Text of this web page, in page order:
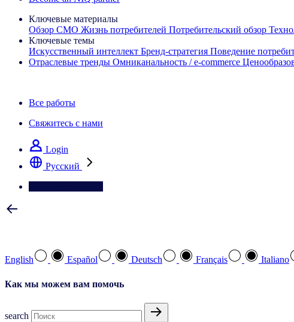
Ключевые материалы
Обзор CMO Жизнь потребителей Потребительский обзор
Ключевые темы
Искусственный интеллект Бренд‑стратегия Поведение
Отраслевые тренды Омниканальность / e‑commerce
Все работы
Свяжитесь с нами
Login
Pусский
English Español Deutsch Français Italiano
Как мы можем вам помочь
search